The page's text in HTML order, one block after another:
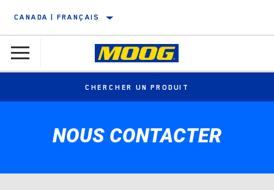
CANADA | FRANÇAIS
CHERCHER UN PRODUIT
NOUS CONTACTER